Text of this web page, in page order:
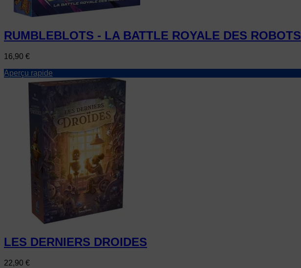
RUMBLEBLOTS - LA BATTLE ROYALE DES ROBOTS
Prix
16,90 €
Aperçu rapide
LES DERNIERS DROIDES
Prix
22,90 €